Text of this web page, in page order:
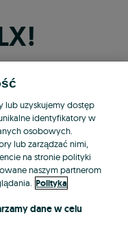
Apple
Google
lub uzyskujemy dostęp
identyfikatory w
osobowych.
lub zarządzać nimi,
na stronie polityki
naszym partnerom
Polityka
dane w celu